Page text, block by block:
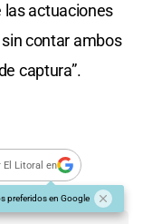
las actuaciones
contar ambos
captura”.
El Litoral en
preferidos en Google